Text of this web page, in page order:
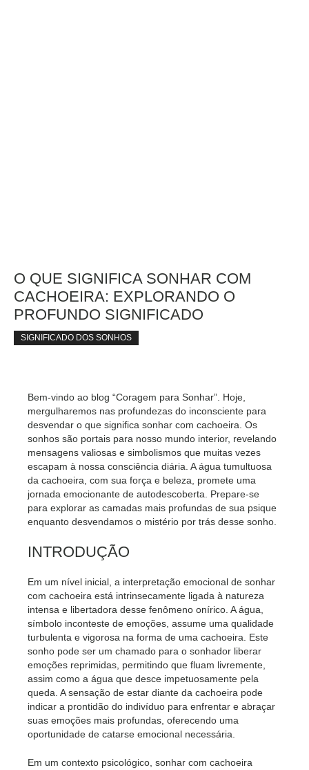
O QUE SIGNIFICA SONHAR COM
CACHOEIRA: EXPLORANDO O
PROFUNDO SIGNIFICADO
SIGNIFICADO DOS SONHOS
Bem-vindo ao blog “Coragem para Sonhar”. Hoje,
mergulharemos nas profundezas do inconsciente para
desvendar o que significa sonhar com cachoeira. Os
sonhos são portais para nosso mundo interior, revelando
mensagens valiosas e simbolismos que muitas vezes
escapam à nossa consciência diária. A água tumultuosa
da cachoeira, com sua força e beleza, promete uma
jornada emocionante de autodescoberta. Prepare-se
para explorar as camadas mais profundas de sua psique
enquanto desvendamos o mistério por trás desse sonho.
INTRODUÇÃO
Em um nível inicial, a interpretação emocional de sonhar
com cachoeira está intrinsecamente ligada à natureza
intensa e libertadora desse fenômeno onírico. A água,
símbolo inconteste de emoções, assume uma qualidade
turbulenta e vigorosa na forma de uma cachoeira. Este
sonho pode ser um chamado para o sonhador liberar
emoções reprimidas, permitindo que fluam livremente,
assim como a água que desce impetuosamente pela
queda. A sensação de estar diante da cachoeira pode
indicar a prontidão do indivíduo para enfrentar e abraçar
suas emoções mais profundas, oferecendo uma
oportunidade de catarse emocional necessária.
Em um contexto psicológico, sonhar com cachoeira